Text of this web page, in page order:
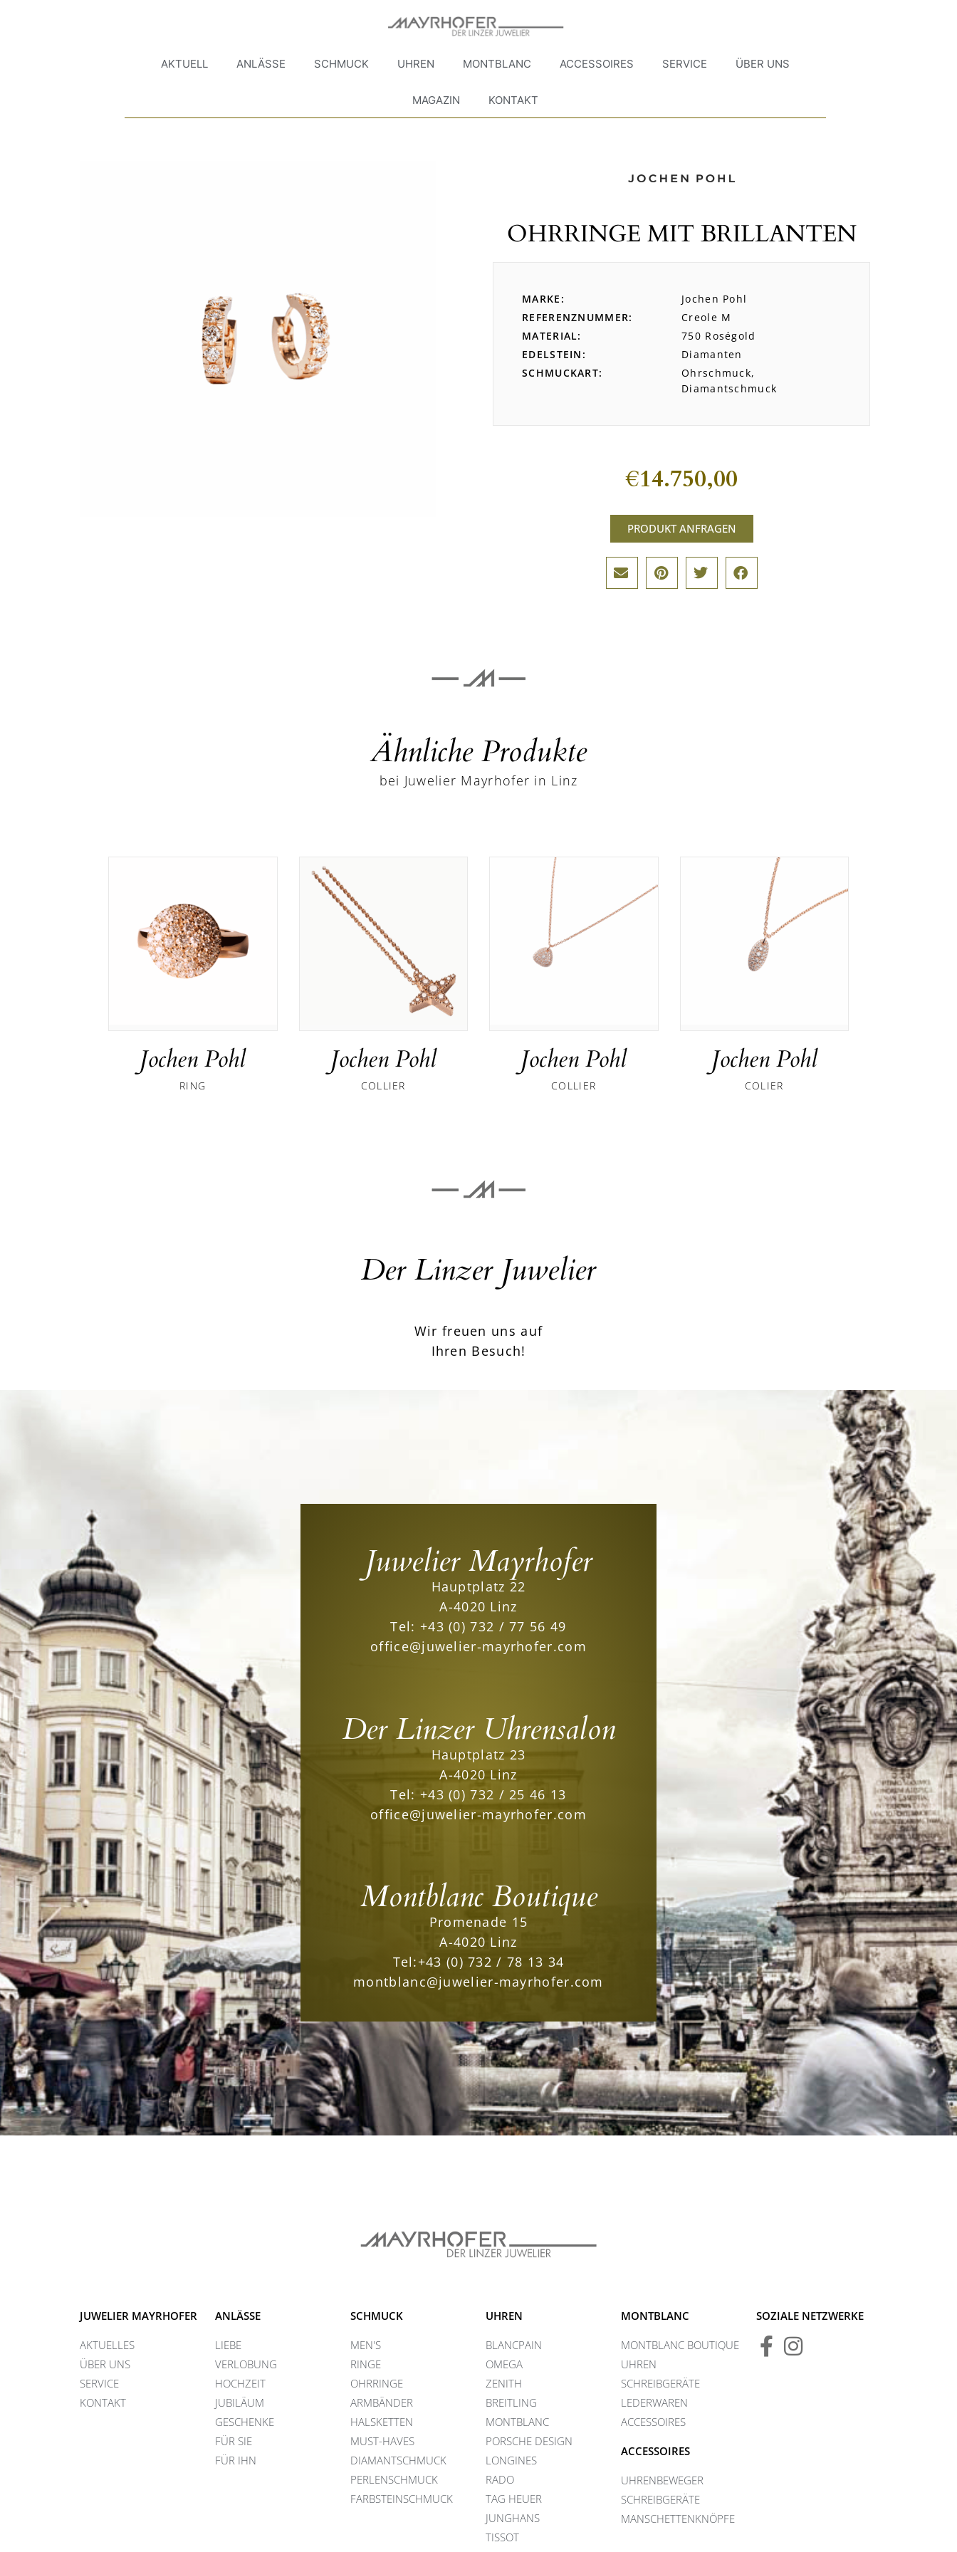
AKTUELL ANLÄSSE SCHMUCK UHREN MONTBLANC ACCESSOIRES SERVICE ÜBER UNS
MAGAZIN KONTAKT
OHRRINGE MIT BRILLANTEN
MARKE
Jochen Pohl
REFERENZNUMMER
Creole M
MATERIAL
750 Roségold
EDELSTEIN
Diamanten
SCHMUCKART
Ohrschmuck,
Diamantschmuck
€14.750,00
PRODUKT ANFRAGEN
Ähnliche Produkte
bei Juwelier Mayrhofer in Linz
Jochen Pohl
RING
Jochen Pohl
COLLIER
Jochen Pohl
COLLIER
Jochen Pohl
COLIER
Der Linzer Juwelier
Wir freuen uns auf
Ihren Besuch!
Juwelier Mayrhofer
Hauptplatz 22
A-4020 Linz
Tel: +43 (0) 732 / 77 56 49
office@juwelier-mayrhofer.com
Der Linzer Uhrensalon
Hauptplatz 23
A-4020 Linz
Tel: +43 (0) 732 / 25 46 13
office@juwelier-mayrhofer.com
Montblanc Boutique
Promenade 15
A-4020 Linz
Tel:+43 (0) 732 / 78 13 34
montblanc@juwelier-mayrhofer.com
JUWELIER MAYRHOFER
AKTUELLES
ÜBER UNS
SERVICE
KONTAKT
ANLÄSSE
LIEBE
VERLOBUNG
HOCHZEIT
JUBILÄUM
GESCHENKE
FÜR SIE
FÜR IHN
SCHMUCK
MEN'S
RINGE
OHRRINGE
ARMBÄNDER
HALSKETTEN
MUST-HAVES
DIAMANTSCHMUCK
PERLENSCHMUCK
FARBSTEINSCHMUCK
UHREN
BLANCPAIN
OMEGA
ZENITH
BREITLING
MONTBLANC
PORSCHE DESIGN
LONGINES
RADO
TAG HEUER
JUNGHANS
TISSOT
MONTBLANC
MONTBLANC BOUTIQUE
UHREN
SCHREIBGERÄTE
LEDERWAREN
ACCESSOIRES
ACCESSOIRES
UHRENBEWEGER
SCHREIBGERÄTE
MANSCHETTENKNÖPFE
SOZIALE NETZWERKE